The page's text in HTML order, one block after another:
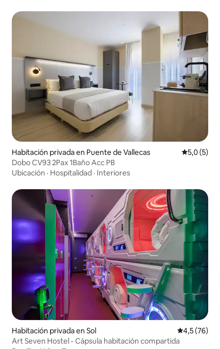
Habitación privada en Puente de Vallecas
5,0 (5)
Dobo CV93 2Pax 1Baño Acc PB
Ubicación · Hospitalidad · Interiores
Habitación privada en Sol Calificación
4,5 (76)
Art Seven Hostel - Cápsula habitación compartida